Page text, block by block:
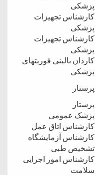
پزشکی
کارشناس تجهیزات
پزشکی
کارشناس تجهیزات
پزشکی
کاردان بالینی فوریتهای
پزشکی
پرستار
پرستار
پزشک عمومی
کارشناس اتاق عمل
کارشناس آزمایشگاه
تشخیص طبی
کارشناس امور اجرایی
سلامت